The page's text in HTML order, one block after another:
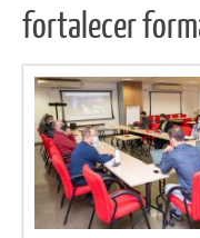
fortalecer